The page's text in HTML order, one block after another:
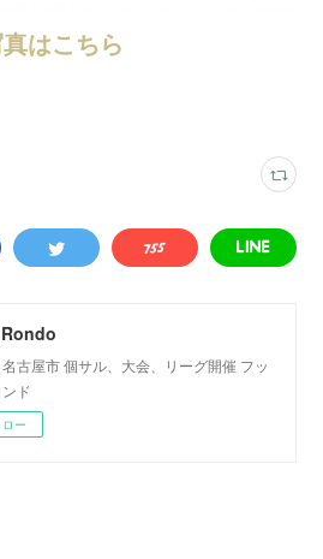
はこちら
古屋市 個サル、大会、リーグ開催 フッ
ド
ー